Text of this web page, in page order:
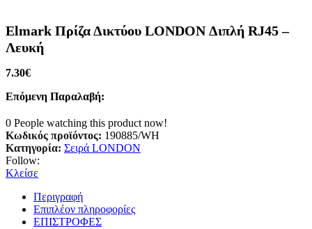
Elmark Πρίζα Δικτύου LONDON Διπλή RJ45 –
Λευκή
7.30€
Επόμενη Παραλαβή:
0 People watching this product now!
Κωδικός προϊόντος: 190885/WH
Κατηγορία: Σειρά LONDON
Follow:
Κλείσε
Περιγραφή
Επιπλέον πληροφορίες
ΕΠΙΣΤΡΟΦΕΣ